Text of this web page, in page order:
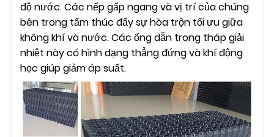
độ nước. Các nếp gấp ngang và vị trí của chúng
bên trong tấm thúc đẩy sự hòa trộn tối ưu giữa
không khí và nước. Các ống dẫn trong tháp giải
nhiệt này có hình dạng thẳng đứng và khí động
học giúp giảm áp suất.